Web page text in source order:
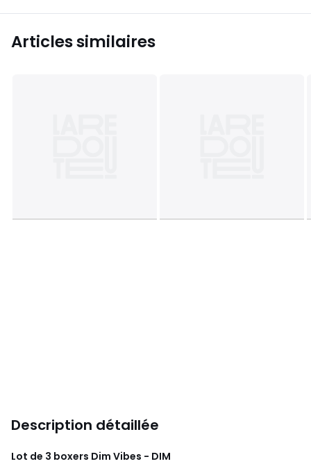
Articles similaires
Description détaillée
Lot de 3 boxers Dim Vibes - DIM